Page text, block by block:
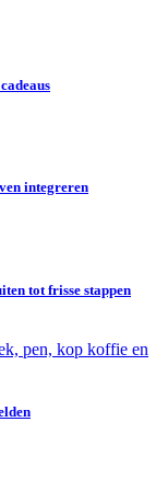
integreren
tot frisse stappen